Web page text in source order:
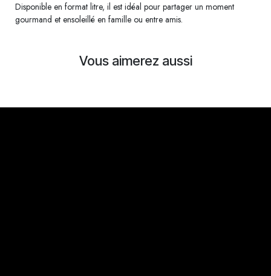
Disponible en format litre, il est idéal pour partager un moment
gourmand et ensoleillé en famille ou entre amis.
Vous aimerez aussi